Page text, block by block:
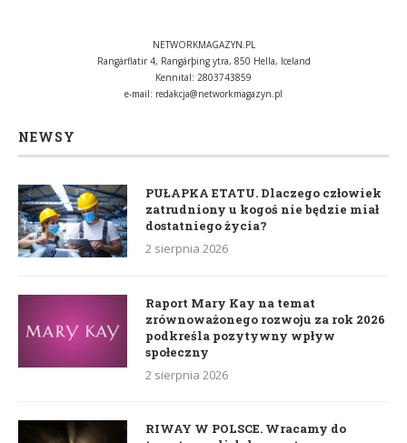
NETWORKMAGAZYN.PL
Rangárflatir 4, Rangárþing ytra, 850 Hella, Iceland
Kennital: 2803743859
e-mail: redakcja@networkmagazyn.pl
NEWSY
PUŁAPKA ETATU. Dlaczego człowiek
zatrudniony u kogoś nie będzie miał
dostatniego życia?
2 sierpnia 2026
Raport Mary Kay na temat
zrównoważonego rozwoju za rok 2026
podkreśla pozytywny wpływ
społeczny
2 sierpnia 2026
RIWAY W POLSCE. Wracamy do